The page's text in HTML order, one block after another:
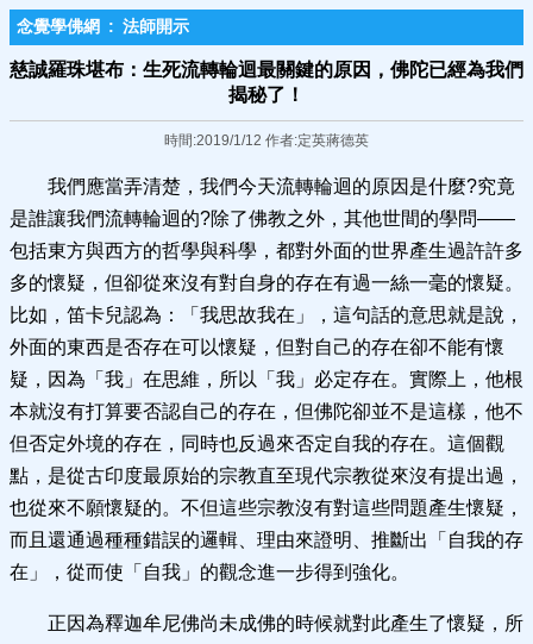
念覺學佛網 : 法師開示
慈誠羅珠堪布：生死流轉輪迴最關鍵的原因，佛陀已經為我們
揭秘了！
時間:2019/1/12 作者:定英蔣德英
我們應當弄清楚，我們今天流轉輪迴的原因是什麼?究竟
是誰讓我們流轉輪迴的?除了佛教之外，其他世間的學問——
包括東方與西方的哲學與科學，都對外面的世界產生過許許多
多的懷疑，但卻從來沒有對自身的存在有過一絲一毫的懷疑。
比如，笛卡兒認為：「我思故我在」，這句話的意思就是說，
外面的東西是否存在可以懷疑，但對自己的存在卻不能有懷
疑，因為「我」在思維，所以「我」必定存在。實際上，他根
本就沒有打算要否認自己的存在，但佛陀卻並不是這樣，他不
但否定外境的存在，同時也反過來否定自我的存在。這個觀
點，是從古印度最原始的宗教直至現代宗教從來沒有提出過，
也從來不願懷疑的。不但這些宗教沒有對這些問題產生懷疑，
而且還通過種種錯誤的邏輯、理由來證明、推斷出「自我的存
在」，從而使「自我」的觀念進一步得到強化。
正因為釋迦牟尼佛尚未成佛的時候就對此產生了懷疑，所